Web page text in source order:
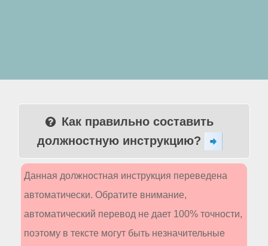
Как правильно составить
должностную инструкцию?
Данная должностная инструкция переведена
автоматически. Обратите внимание,
автоматический перевод не дает 100% точности,
поэтому в тексте могут быть незначительные